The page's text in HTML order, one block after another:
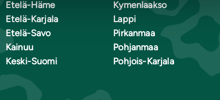
Etelä-Häme
Etelä-Karjala
Etelä-Savo
Kainuu
Keski-Suomi
Kymenlaakso
Lappi
Pirkanmaa
Pohjanmaa
Pohjois-Karjala